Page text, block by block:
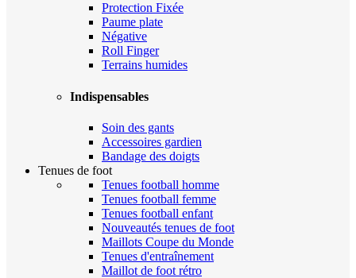
Protection Fixée
Paume plate
Négative
Roll Finger
Terrains humides
Indispensables
Soin des gants
Accessoires gardien
Bandage des doigts
Tenues de foot
Tenues football homme
Tenues football femme
Tenues football enfant
Nouveautés tenues de foot
Maillots Coupe du Monde
Tenues d'entraînement
Maillot de foot rétro